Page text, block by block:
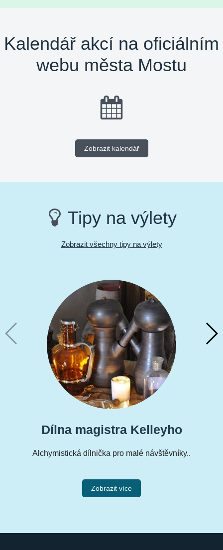
Kalendář akcí na oficiálním
webu města Mostu
Zobrazit kalendář
Tipy na výlety
Zobrazit všechny tipy na výlety
Dílna magistra Kelleyho
Alchymistická dílnička pro malé návštěvníky..
Zobrazit více